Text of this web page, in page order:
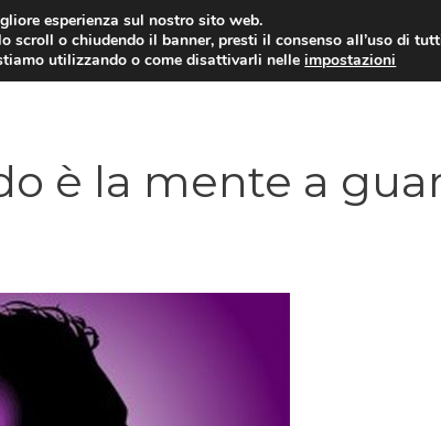
DIPENDENZE RELAZIONI INTERPERSONALI
è la mente a
esperienza sul nostro sito web.
scroll o chiudendo il banner, presti il consenso all’uso di
utilizzando o come disattivarli nelleimpostazioni